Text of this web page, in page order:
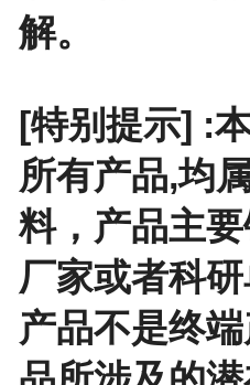
解。
[特别提示] :
所有产品,均
料，产品主
厂家或者科
产品不是终